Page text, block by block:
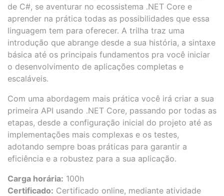
de C#, se aventurar no ecossistema .NET Core e
aprender na prática todas as possibilidades que essa
linguagem tem para oferecer. A trilha traz uma
introdução que abrange desde a sua história, a sintaxe
básica até os principais fundamentos pra você iniciar
o desenvolvimento de aplicações completas e
escaláveis.
Com uma abordagem mais prática você irá criar a sua
primeira API usando .NET Core, passando por todas as
etapas, desde a configuração inicial do projeto até as
implementações mais complexas e os testes,
adotando sempre boas práticas para garantir a
eficiência e a robustez para a sua aplicação.
Carga horária: 100h
Certificado: Certificado online, mediante atividade